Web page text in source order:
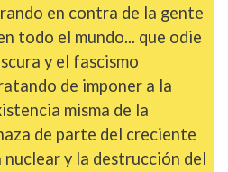
en contra de la gente
todo el mundo... que odie
y el fascismo
de imponer a la
misma de la
de parte del creciente
y la destrucción del